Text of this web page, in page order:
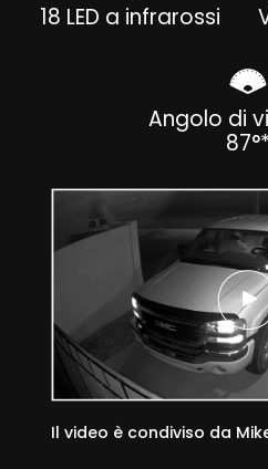
18 LED a infrarossi
Angolo di
87°*
Il video è condiviso da